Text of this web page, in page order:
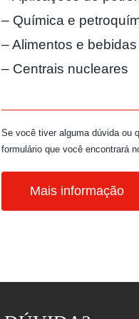
– Química e
– Alimentos e bebidas
– Centrais nucleares
Se você tiver alguma dúvida ou
formulário que você encontrará
Mais informação